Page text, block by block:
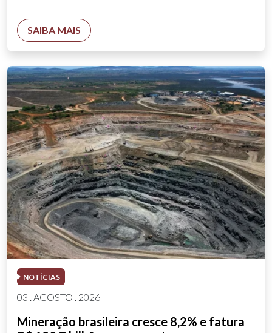
SAIBA MAIS
NOTÍCIAS
03 . AGOSTO . 2026
Mineração brasileira cresce 8,2% e fatura